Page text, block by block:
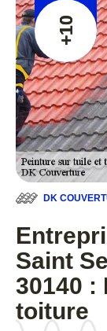
+10
DK
Saint
30140 :
toiture